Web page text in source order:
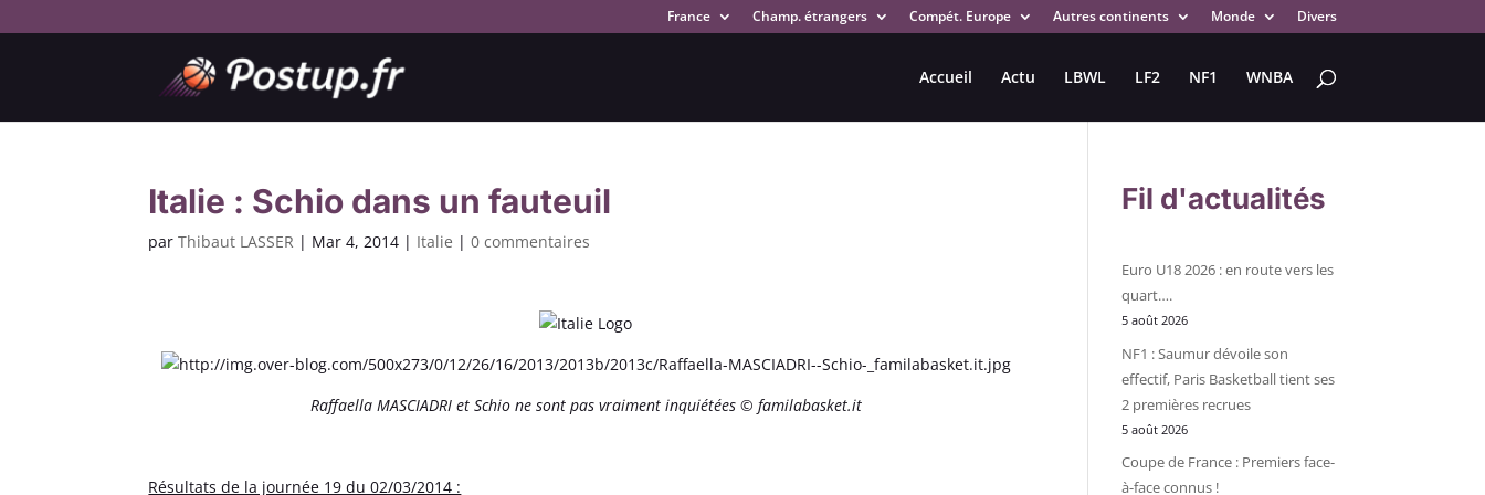
France Champ. étrangers Compét. Europe Autres continents Monde Divers
Accueil Actu LBWL LF2 NF1 WNBA
Italie : Schio dans un fauteuil
parThibaut LASSER | Mar 4, 2014 | Italie |0 commentaires
Raffaella MASCIADRI et Schio ne sont pas vraiment inquiétées © familabasket.it
Résultats de la journée 19 du 02/03/2014 :
Fil d'actualités
Euro U18 2026 : en route vers les
quart….
5 août 2026
NF1 : Saumur dévoile son
effectif, Paris Basketball tient ses
2 premières recrues
5 août 2026
Coupe de France : Premiers face-
à-face connus !